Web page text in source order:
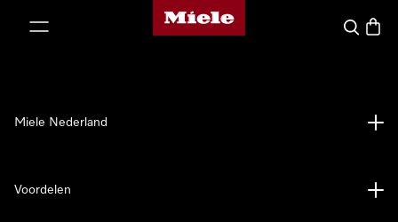
Homepage van Miele
Wat zoek
Miele Nederland
Voordelen